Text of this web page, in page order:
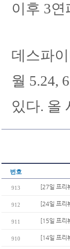
이후 3
데스파
월 5.24,
있다. 올
번호
913 [27일 프리
912 [24일 프리
911 [15일 프리
910 [14일 프리